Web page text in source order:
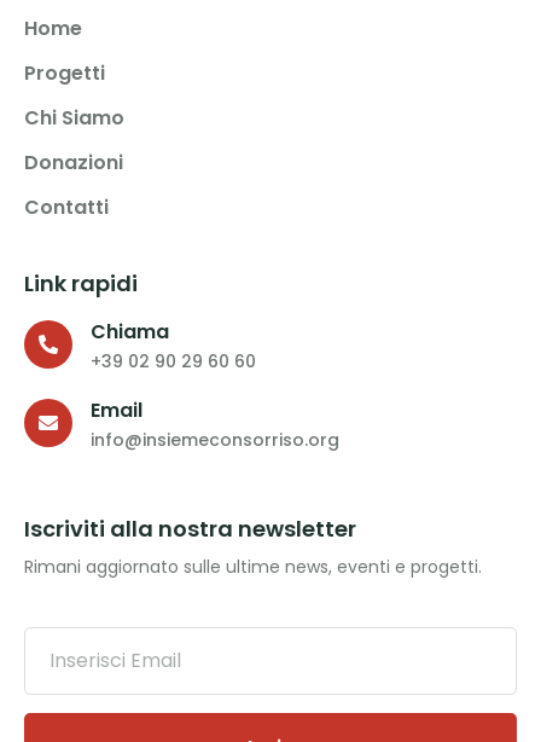
Home
Progetti
Chi Siamo
Donazioni
Contatti
Link rapidi
Chiama
+39 02 90 29 60 60
Email
info@insiemeconsorriso.org
Iscriviti alla nostra newsletter
Rimani aggiornato sulle ultime news, eventi e progetti.